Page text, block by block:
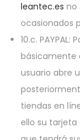
leantec.es no
ocasionados
10.c.
básicamente
usuario abre
tiendas en
ello su tarjeta